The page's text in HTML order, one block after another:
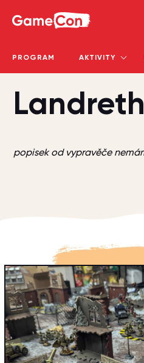
PROGRAM AKTIVITY
Landreth
popisek od vypravěče